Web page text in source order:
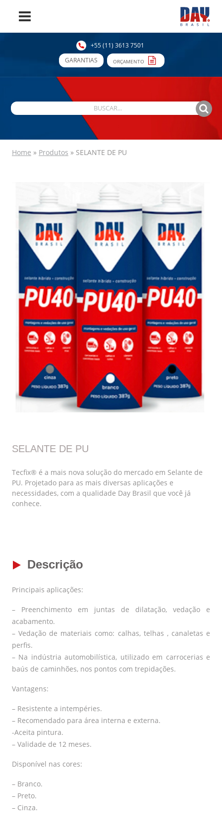
+55 (11) 3613 7501
GARANTIAS
ORÇAMENTO
Home » Produtos » SELANTE DE PU
SELANTE DE PU
Tecfix® é a mais nova solução do mercado em Selante de
PU. Projetado para as mais diversas aplicações e
necessidades, com a qualidade Day Brasil que você já
conhece.
Descrição
Principais aplicações:
– Preenchimento em juntas de dilatação, vedação e
acabamento.
– Vedação de materiais como: calhas, telhas , canaletas e
perfis.
– Na indústria automobilística, utilizado em carrocerias e
baús de caminhões, nos pontos com trepidações.
Vantagens:
– Resistente a intempéries.
– Recomendado para área interna e externa.
-Aceita pintura.
– Validade de 12 meses.
Disponível nas cores:
– Branco.
– Preto.
– Cinza.